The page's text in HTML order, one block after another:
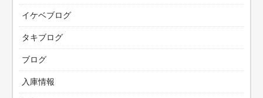
イケベブログ
タキブログ
ブログ
入庫情報